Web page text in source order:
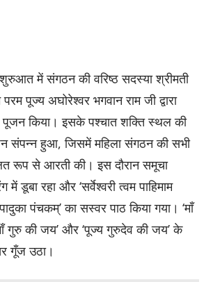
में संगठन की वरिष्ठ सदस्या श्रीमती
पूज्य अघोरेश्वर भगवान राम जी द्वारा
पूजन किया। इसके पश्चात शक्ति स्थल की
संपन्न हुआ, जिसमें महिला संगठन की सभी
रूप से आरती की। इस दौरान समूचा
डूबा रहा और ‘सर्वेश्वरी त्वम पाहिमाम
पंचकम्’ का सस्वर पाठ किया गया। ‘माँ
गुरु की जय’ और ‘पूज्य गुरुदेव की जय’ के
गूँज उठा।